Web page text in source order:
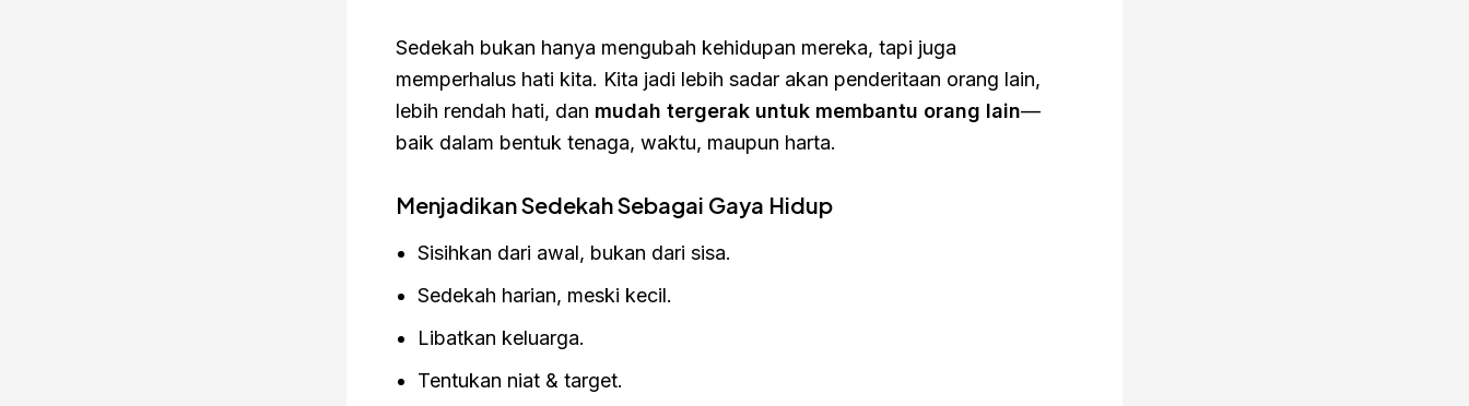
Sedekah bukan hanya mengubah kehidupan mereka, tapi juga
memperhalus hati kita. Kita jadi lebih sadar akan penderitaan orang lain,
lebih rendah hati, dan mudah tergerak untuk membantu orang lain—
baik dalam bentuk tenaga, waktu, maupun harta.
Menjadikan Sedekah Sebagai Gaya Hidup
Sisihkan dari awal, bukan dari sisa.
Sedekah harian, meski kecil.
Libatkan keluarga.
Tentukan niat & target.